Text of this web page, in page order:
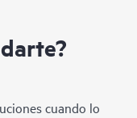
cuando lo